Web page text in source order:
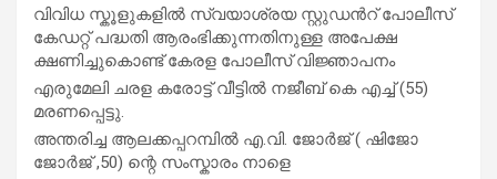
വിവിധ സ്കൂളുകളില്‍ സ്വയാശ്രയ സ്റ്റുഡന്‍റ് പോലീസ്
കേഡറ്റ് പദ്ധതി ആരംഭിക്കുന്നതിനുള്ള അപേക്ഷ
ക്ഷണിച്ചുകൊണ്ട് കേരള പോലീസ് വിജ്ഞാപനം
എരുമേലി ചരള കരോട്ട് വീട്ടിൽ നജീബ് കെ എച്ച് (55)
മരണപ്പെട്ടു.
അന്തരിച്ച ആ​ല​ക്ക​പ്പ​റമ്പിൽ​ എ.​വി. ജോ​ർ​ജ് ( ഷിജോ
ജോർജ് ,50) ന്റെ സംസ്കാരം നാളെ